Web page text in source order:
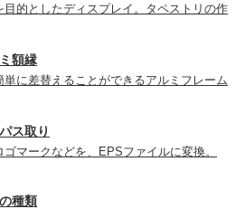
目的としたディスプレイ。タペストリの作
額縁
単に差替えることができるアルミフレーム
ス取り
マークなどを、EPSファイルに変換。
種類